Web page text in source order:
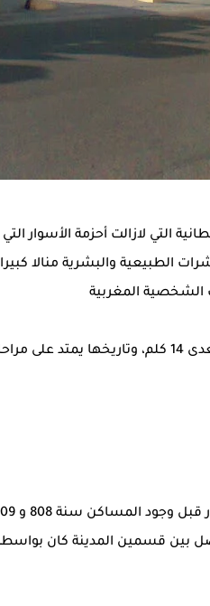
التي لازالت أحزمة الأسوار
الطبيعية والبشرية منالا
الشخصية المغربية
بين قسمين المدينة كان